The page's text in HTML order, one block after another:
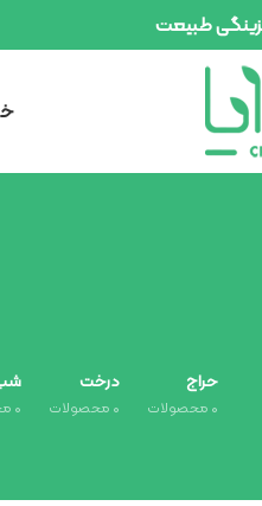
طبیعت
حراج
۰ محصولات
درخت
۰ محصولات
شب
۰